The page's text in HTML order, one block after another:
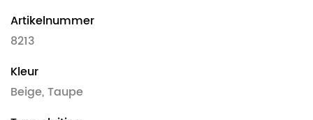
Artikelnummer
8213
Kleur
Beige, Taupe